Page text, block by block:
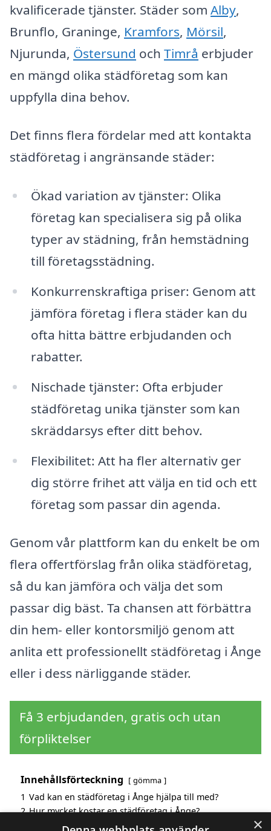
kvalificerade tjänster. Städer som Alby,
Brunflo, Graninge, Kramfors, Mörsil,
Njurunda, Östersund och Timrå erbjuder
en mängd olika städföretag som kan
uppfylla dina behov.
Det finns flera fördelar med att kontakta
städföretag i angränsande städer:
Ökad variation av tjänster: Olika
företag kan specialisera sig på olika
typer av städning, från hemstädning
till företagsstädning.
Konkurrenskraftiga priser: Genom att
jämföra företag i flera städer kan du
ofta hitta bättre erbjudanden och
rabatter.
Nischade tjänster: Ofta erbjuder
städföretag unika tjänster som kan
skräddarsys efter ditt behov.
Flexibilitet: Att ha fler alternativ ger
dig större frihet att välja en tid och ett
företag som passar din agenda.
Genom vår plattform kan du enkelt be om
flera offertförslag från olika städföretag,
så du kan jämföra och välja det som
passar dig bäst. Ta chansen att förbättra
din hem- eller kontorsmiljö genom att
anlita ett professionellt städföretag i Ånge
eller i dess närliggande städer.
Få 3 erbjudanden, gratis och utan
förpliktelser
Innehållsförteckning gömma
1 Vad kan en städföretag i Ånge hjälpa till med?
2 Hur mycket kostar en städföretag i Ånge?
Fördelar med att välja städföretag i Ånge ×